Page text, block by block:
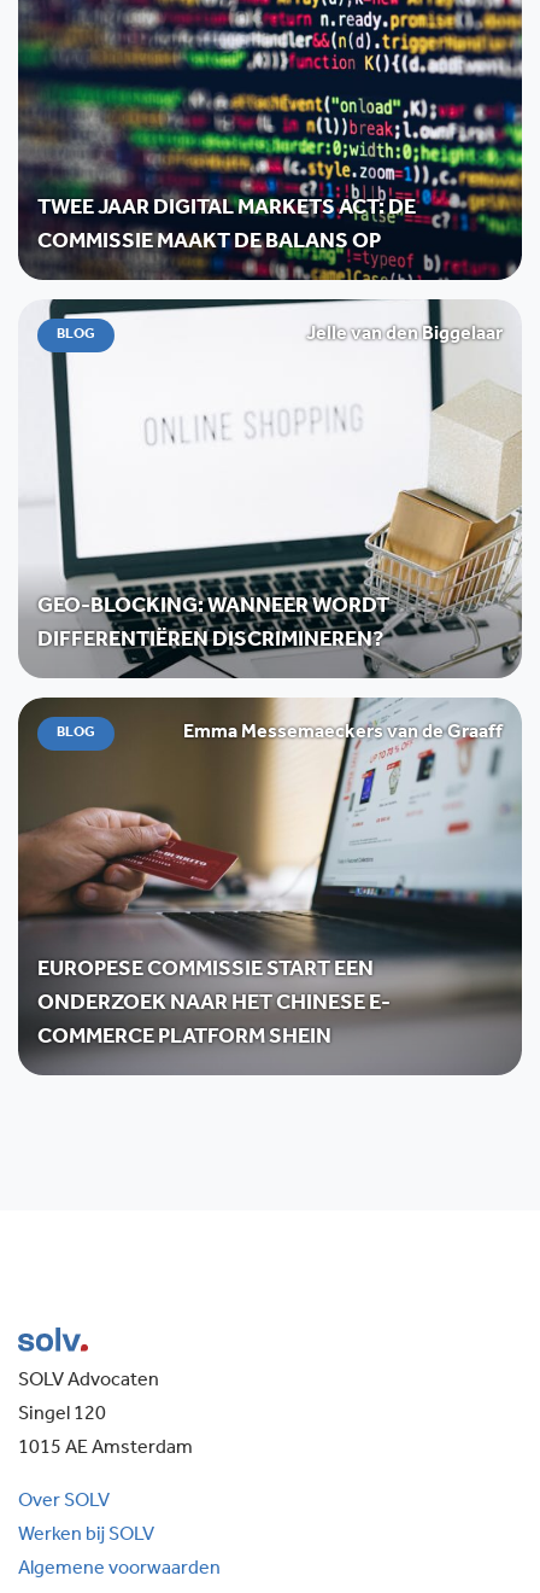
TWEE JAAR DIGITAL MARKETS ACT: DE
COMMISSIE MAAKT DE BALANS OP
BLOG Jelle van den Biggelaar
GEO-BLOCKING: WANNEER WORDT
DIFFERENTIËREN DISCRIMINEREN?
BLOG Emma Messemaeckers van de Graaff
EUROPESE COMMISSIE START EEN
ONDERZOEK NAAR HET CHINESE E-
COMMERCE PLATFORM SHEIN
SOLV Advocaten
Singel 120
1015 AE Amsterdam
Over SOLV
Werken bij SOLV
Algemene voorwaarden